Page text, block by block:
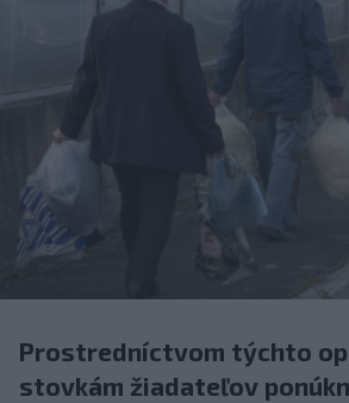
Prostredníctvom týchto
stovkám žiadateľov